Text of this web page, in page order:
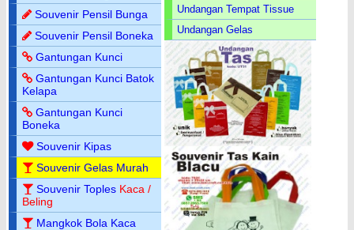
Souvenir Pensil Bunga
Souvenir Pensil Boneka
Gantungan Kunci
Gantungan Kunci Batok
Kelapa
Gantungan Kunci
Boneka
Souvenir Kipas
Souvenir Gelas Murah
Souvenir Toples Kaca /
Beling
Mangkok Bola Kaca
Undangan Tempat Tissue
Undangan Gelas